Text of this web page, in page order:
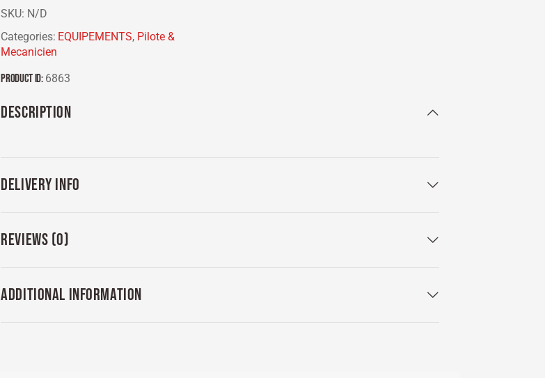
SKU: N/D
Categories: EQUIPEMENTS, Pilote &
Mecanicien
Product ID: 6863
DESCRIPTION
DELIVERY INFO
REVIEWS (0)
ADDITIONAL INFORMATION